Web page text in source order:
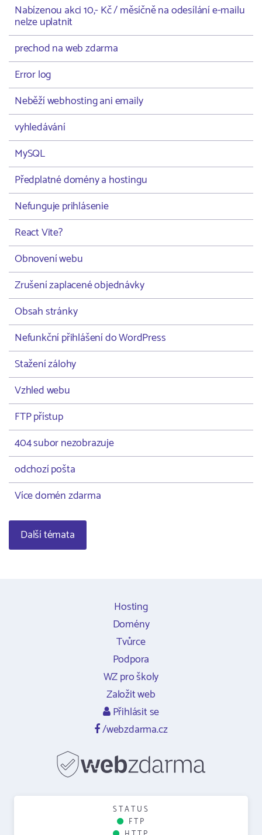
Nabízenou akci 10,- Kč / měsíčně na odesílání e-mailu
nelze uplatnit
prechod na web zdarma
Error log
Neběží webhosting ani emaily
vyhledávání
MySQL
Předplatné domény a hostingu
Nefunguje prihlásenie
React Vite?
Obnovení webu
Zrušení zaplacené objednávky
Obsah stránky
Nefunkční přihlášení do WordPress
Stažení zálohy
Vzhled webu
FTP přístup
404 subor nezobrazuje
odchozí pošta
Více domén zdarma
Další témata
Hosting
Domény
Tvůrce
Podpora
WZ pro školy
Založit web
Přihlásit se
/webzdarma.cz
STATUS
FTP